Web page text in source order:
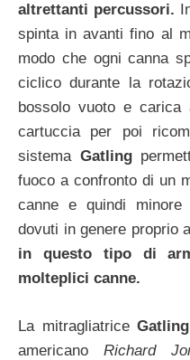
altrettanti percussori.
spinta in avanti fino al
modo che ogni canna
ciclico durante la
bossolo vuoto e carica
cartuccia per poi
sistema Gatling
fuoco a confronto di un
canne e quindi minore
dovuti in genere proprio
in questo tipo di
molteplici canne.
La mitragliatriceGatling
americano Richard